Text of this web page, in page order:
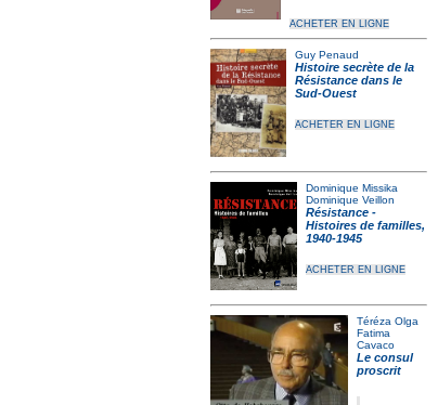
ACHETER EN LIGNE
Guy Penaud
Histoire secrète de la
Résistance dans le
Sud-Ouest
ACHETER EN LIGNE
Dominique Missika
Dominique Veillon
Résistance -
Histoires de familles,
1940-1945
ACHETER EN LIGNE
Téréza Olga
Fatima
Cavaco
Le consul
proscrit